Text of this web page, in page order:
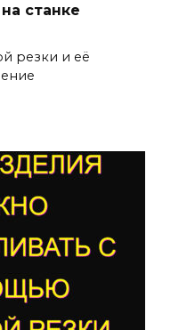
станке
резки и её